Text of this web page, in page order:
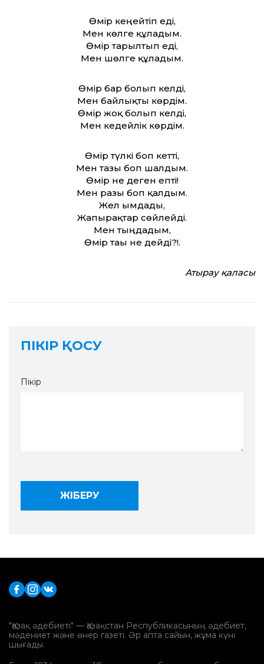
Өмір кеңейтіп еді,
Мен көлге құладым.
Өмір тарылтып еді,
Мен шөлге құладым.
Өмір бар болып келді,
Мен байлықты көрдім.
Өмір жоқ болып келді,
Мен кедейлік көрдім.
Өмір түлкі боп кетті,
Мен тазы боп шалдым.
Өмір не деген епті!
Мен разы боп қалдым.
Жел ымдады,
Жапырақтар сөйлейді.
Мен тыңдадым,
Өмір тағы не дейді?!.
Атырау қаласы
ПІКІР ҚОСУ
Пікір
"Қазақ әдебиеті" — Қазақстан Республикасының әдебиет,
мәдениет және өнер газеті. Әр апта сайын, жұма күні
шығады.